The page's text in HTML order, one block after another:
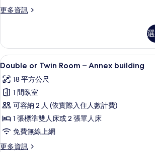
床
陽
台,
海
景
的
所
有
相
片
更多資訊
更
雙
人
或
床
房,
陽
台,
海
景
的
詳
顯
示
Double
or
Twin
Room
–
Annex
Double or
6
Double or Twin Room – Annex building
18 平方公尺
1 間臥室
可容納 2 人 (依實際入住人數計費)
1 張標準雙人床或 2 張單人床
免費無線上網
更多資訊
更